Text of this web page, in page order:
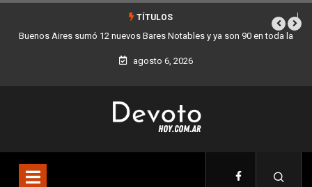
TÍTULOS
Buenos Aires sumó 12 nuevos Bares Notables y ya son 90 en toda la
Ciudad
agosto 6, 2026